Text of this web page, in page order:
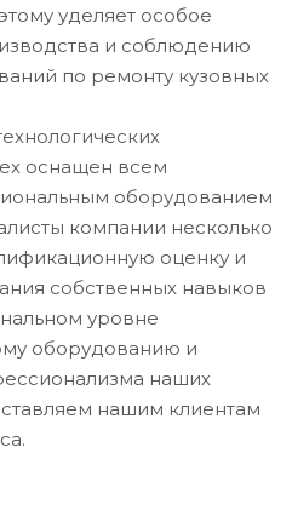
уделяет особое
и соблюдению
по ремонту кузовных
оснащен всем
оборудованием
компании несколько
оценку и
собственных навыков
уровне
оборудованию и
наших
нашим клиентам